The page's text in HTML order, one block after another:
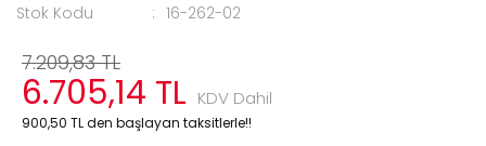
Stok Kodu
16-262-02
7.209,83 TL
6.705,14 TL KDV Dahil
900,50 TL den başlayan taksitlerle!!